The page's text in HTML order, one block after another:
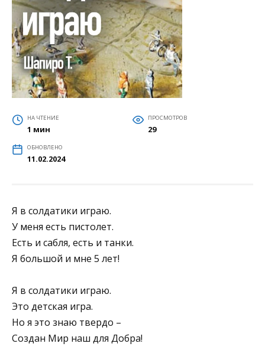
НА ЧТЕНИЕ
1 мин
ПРОСМОТРОВ
29
ОБНОВЛЕНО
11.02.2024
Я в солдатики играю.
У меня есть пистолет.
Есть и сабля, есть и танки.
Я большой и мне 5 лет!
Я в солдатики играю.
Это детская игра.
Но я это знаю твердо –
Создан Мир наш для Добра!